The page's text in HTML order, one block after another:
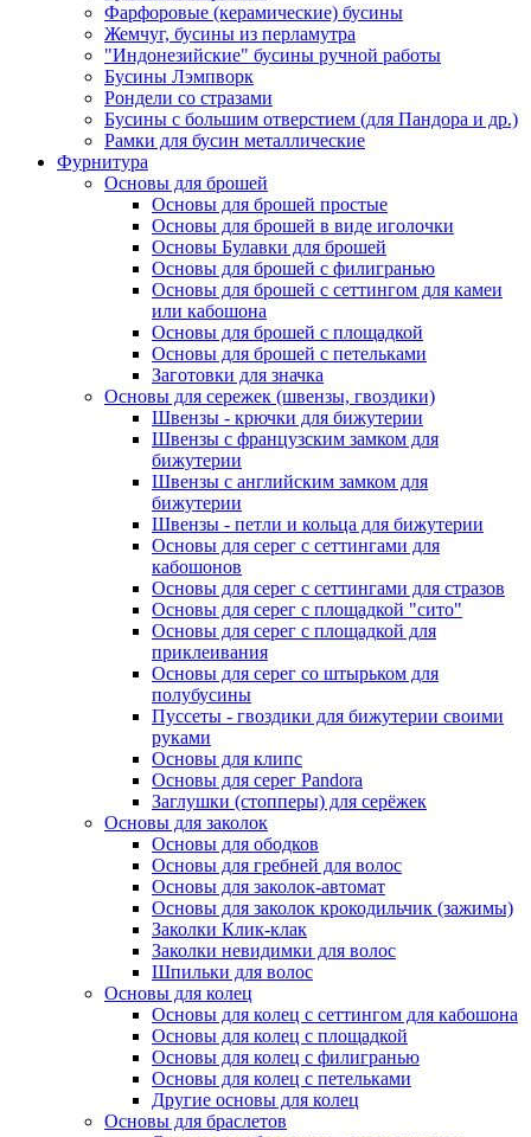
Фарфоровые (керамические) бусины
Жемчуг, бусины из перламутра
"Индонезийские" бусины ручной работы
Бусины Лэмпворк
Рондели со стразами
Бусины с большим отверстием (для Пандора и др.)
Рамки для бусин металлические
Фурнитура
Основы для брошей
Основы для брошей простые
Основы для брошей в виде иголочки
Основы Булавки для брошей
Основы для брошей с филигранью
Основы для брошей с сеттингом для камеи
или кабошона
Основы для брошей с площадкой
Основы для брошей с петельками
Заготовки для значка
Основы для сережек (швензы, гвоздики)
Швензы - крючки для бижутерии
Швензы с французским замком для
бижутерии
Швензы с английским замком для
бижутерии
Швензы - петли и кольца для бижутерии
Основы для серег с сеттингами для
кабошонов
Основы для серег с сеттингами для стразов
Основы для серег с площадкой "сито"
Основы для серег с площадкой для
приклеивания
Основы для серег со штырьком для
полубусины
Пуссеты - гвоздики для бижутерии своими
руками
Основы для клипс
Основы для серег Pandora
Заглушки (стопперы) для серёжек
Основы для заколок
Основы для ободков
Основы для гребней для волос
Основы для заколок-автомат
Основы для заколок крокодильчик (зажимы)
Заколки Клик-клак
Заколки невидимки для волос
Шпильки для волос
Основы для колец
Основы для колец с сеттингом для кабошона
Основы для колец с площадкой
Основы для колец с филигранью
Основы для колец с петельками
Другие основы для колец
Основы для браслетов